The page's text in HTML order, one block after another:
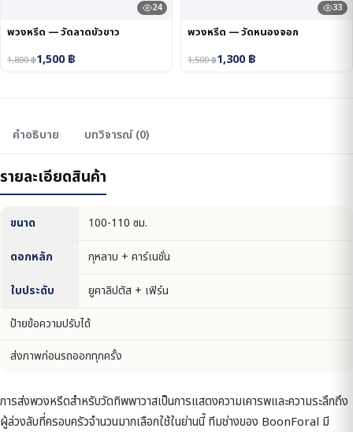
24
พวงหรีด — วัดลาดบัวขาว
1,800฿1,500฿
33
พวงหรีด — วัดหนองจอก
1,500฿1,300฿
คำอธิบาย บทวิจารณ์ (0)
รายละเอียดสินค้า
ขนาด 100-110 ซม.
ดอกหลัก กุหลาบ + คาร์เนชั่น
ใบประดับ
ยูคาลิปตัส + เฟิร์น
ป้ายข้อความปรับได้
ส่งภาพก่อนรถออกทุกครั้ง
การส่งพวงหรีดสำหรับวัดทิพพาวาสเป็นการแสดงความเคารพและความระลึกถึง
ผู้ล่วงลับที่ครอบครัวจำนวนมากเลือกใช้ในย่านนี้ ทีมช่างของ BoonForal มี